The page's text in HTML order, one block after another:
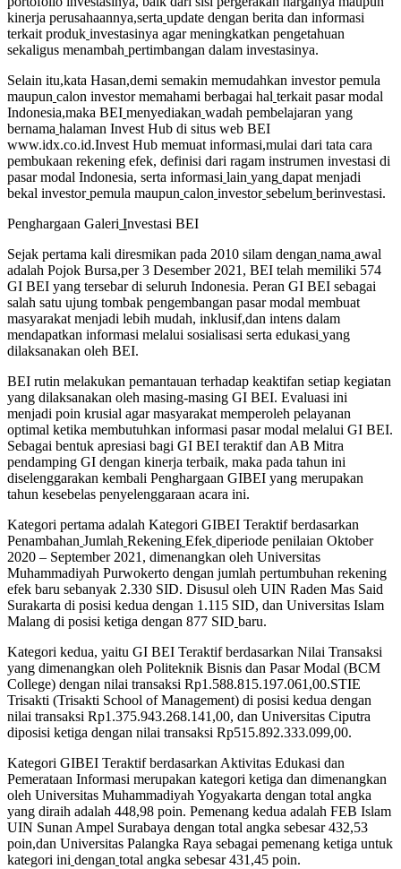
kinerja perusahaannya,serta update dengan berita dan informasi
terkait produk investasinya agar meningkatkan pengetahuan
sekaligus menambah pertimbangan dalam investasinya.
Selain itu,kata Hasan,demi semakin memudahkan investor pemula
maupun calon investor memahami berbagai hal terkait pasar modal
Indonesia,maka BEI menyediakan wadah pembelajaran yang
bernama halaman Invest Hub di situs web BEI
www.idx.co.id.Invest Hub memuat informasi,mulai dari tata cara
pembukaan rekening efek, definisi dari ragam instrumen investasi di
pasar modal Indonesia, serta informasi lain yang dapat menjadi
bekal investor pemula maupun calon investor sebelum berinvestasi.
Penghargaan Galeri Investasi BEI
Sejak pertama kali diresmikan pada 2010 silam dengan nama awal
adalah Pojok Bursa,per 3 Desember 2021, BEI telah memiliki 574
GI BEI yang tersebar di seluruh Indonesia. Peran GI BEI sebagai
salah satu ujung tombak pengembangan pasar modal membuat
masyarakat menjadi lebih mudah, inklusif,dan intens dalam
mendapatkan informasi melalui sosialisasi serta edukasi yang
dilaksanakan oleh BEI.
BEI rutin melakukan pemantauan terhadap keaktifan setiap kegiatan
yang dilaksanakan oleh masing-masing GI BEI. Evaluasi ini
menjadi poin krusial agar masyarakat memperoleh pelayanan
optimal ketika membutuhkan informasi pasar modal melalui GI BEI.
Sebagai bentuk apresiasi bagi GI BEI teraktif dan AB Mitra
pendamping GI dengan kinerja terbaik, maka pada tahun ini
diselenggarakan kembali Penghargaan GIBEI yang merupakan
tahun kesebelas penyelenggaraan acara ini.
Kategori pertama adalah Kategori GIBEI Teraktif berdasarkan
Penambahan Jumlah Rekening Efek diperiode penilaian Oktober
2020 – September 2021, dimenangkan oleh Universitas
Muhammadiyah Purwokerto dengan jumlah pertumbuhan rekening
efek baru sebanyak 2.330 SID. Disusul oleh UIN Raden Mas Said
Surakarta di posisi kedua dengan 1.115 SID, dan Universitas Islam
Malang di posisi ketiga dengan 877 SID baru.
Kategori kedua, yaitu GI BEI Teraktif berdasarkan Nilai Transaksi
yang dimenangkan oleh Politeknik Bisnis dan Pasar Modal (BCM
College) dengan nilai transaksi Rp1.588.815.197.061,00.STIE
Trisakti (Trisakti School of Management) di posisi kedua dengan
nilai transaksi Rp1.375.943.268.141,00, dan Universitas Ciputra
diposisi ketiga dengan nilai transaksi Rp515.892.333.099,00.
Kategori GIBEI Teraktif berdasarkan Aktivitas Edukasi dan
Pemerataan Informasi merupakan kategori ketiga dan dimenangkan
oleh Universitas Muhammadiyah Yogyakarta dengan total angka
yang diraih adalah 448,98 poin. Pemenang kedua adalah FEB Islam
UIN Sunan Ampel Surabaya dengan total angka sebesar 432,53
poin,dan Universitas Palangka Raya sebagai pemenang ketiga untuk
kategori ini dengan total angka sebesar 431,45 poin.